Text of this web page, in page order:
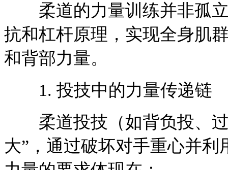
柔道的力量训练并非孤立
抗和杠杆原理，实现全身肌
和背部力量。
1. 投技中的力量传递链
柔道投技（如背负投、过
大”，通过破坏对手重心并